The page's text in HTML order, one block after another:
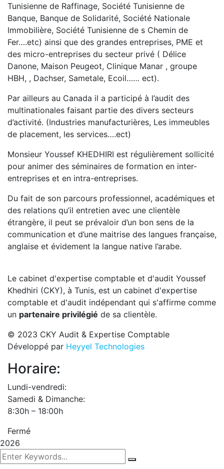
Tunisienne de Raffinage, Société Tunisienne de
Banque, Banque de Solidarité, Société Nationale
Immobilière, Société Tunisienne de s Chemin de
Fer….etc) ainsi que des grandes entreprises, PME et
des micro-entreprises du secteur privé ( Délice
Danone, Maison Peugeot, Clinique Manar , groupe
HBH, , Dachser, Sametale, Ecoil…… ect).
Par ailleurs au Canada il a participé à l’audit des
multinationales faisant partie des divers secteurs
d’activité. (Industries manufacturières, Les immeubles
de placement, les services….ect)
Monsieur Youssef KHEDHIRI est régulièrement sollicité
pour animer des séminaires de formation en inter-
entreprises et en intra-entreprises.
Du fait de son parcours professionnel, académiques et
des relations qu’il entretien avec une clientèle
étrangère, il peut se prévaloir d’un bon sens de la
communication et d’une maitrise des langues française,
anglaise et évidement la langue native l’arabe.
Le cabinet d'expertise comptable et d'audit Youssef
Khedhiri (CKY), à Tunis, est un cabinet d'expertise
comptable et d'audit indépendant qui s'affirme comme
un partenaire privilégié de sa clientèle.
© 2023 CKY Audit & Expertise Comptable
Développé par Heyyel Technologies
Horaire:
Lundi-vendredi:
Samedi & Dimanche:
8:30h – 18:00h
Fermé
2026